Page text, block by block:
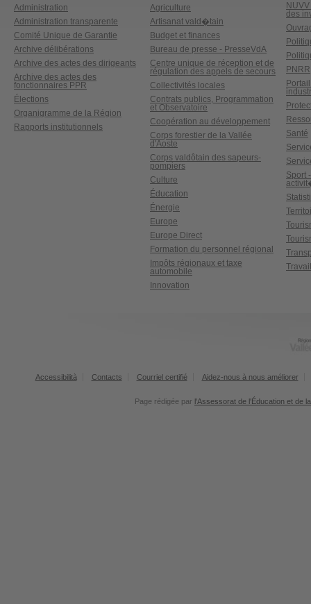
Administration
Administration transparente
Comité Unique de Garantie
Archive délibérations
Archive des actes des dirigeants
Archive des actes des
fonctionnaires PPR
Élections
Organigramme de la Région
Rapports institutionnels
Agriculture
Artisanat vald�tain
Budget et finances
Bureau de presse - PresseVdA
Centre unique de réception et de
régulation des appels de secours
Collectivités locales
Contrats publics, Programmation
et Observatoire
Coopération au développement
Corps forestier de la Vallée
d'Aoste
Corps valdôtain des sapeurs-
pompiers
Culture
Éducation
Énergie
Europe
Europe Direct
Formation du personnel régional
Impôts régionaux et taxe
automobile
Innovation
des
PNRR
Santé
Sport
Travail
Accessibilità Contacts Courriel certifié Aidez-nous à nous améliorer
Page rédigée par l'Assessorat de l'Éducation et de